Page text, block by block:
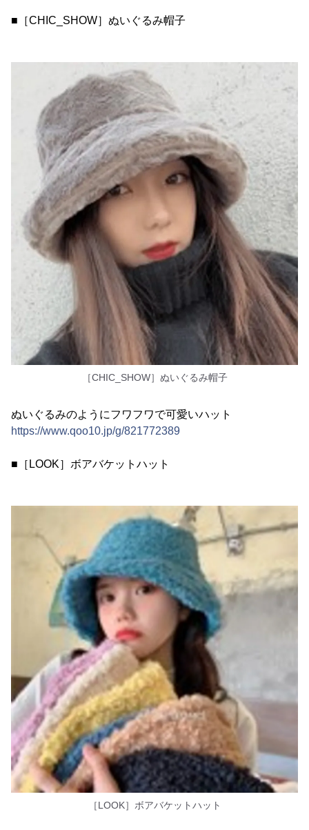
■［CHIC_SHOW］ぬいぐるみ帽子
［CHIC_SHOW］ぬいぐるみ帽子
ぬいぐるみのようにフワフワで可愛いハット
https://www.qoo10.jp/g/821772389
■［LOOK］ボアバケットハット
［LOOK］ボアバケットハット